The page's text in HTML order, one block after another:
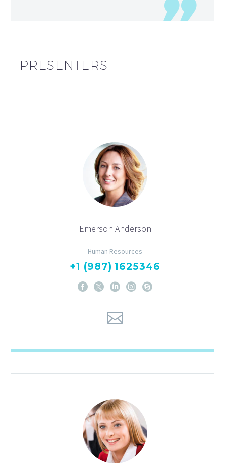
PRESENTERS
Emerson Anderson
Human Resources
+1 (987) 1625346